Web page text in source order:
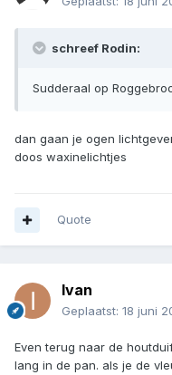
schreef Rodin:
Sudderaal op
dan gaan je ogen
doos waxinelichtjes
Quote
Ivan
Geplaatst: 18 juni
Even terug naar de
lang in de pan. als je de